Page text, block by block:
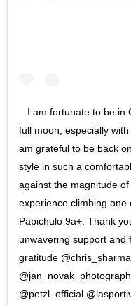
I am fortunate to be in
full moon, especially
am grateful to be back
style in such a
against the magnitude
experience climbing one
Papichulo 9a+. Thank
unwavering support and
gratitude
@petzl_official